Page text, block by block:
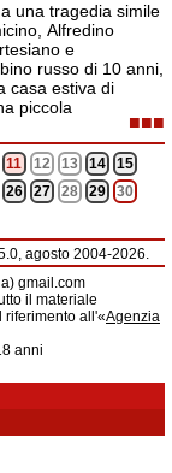
una tragedia simile
Alfredino
e
russo di 10 anni,
casa estiva di
piccola
■■■
11 12 13 14
15
26 27 28 29
30
agosto 2004-2026.
federale di
della Federazione
FS 77 - 61044 del 5
città di
gmail.com
il materiale
riferimento all'«Agenzia
anni